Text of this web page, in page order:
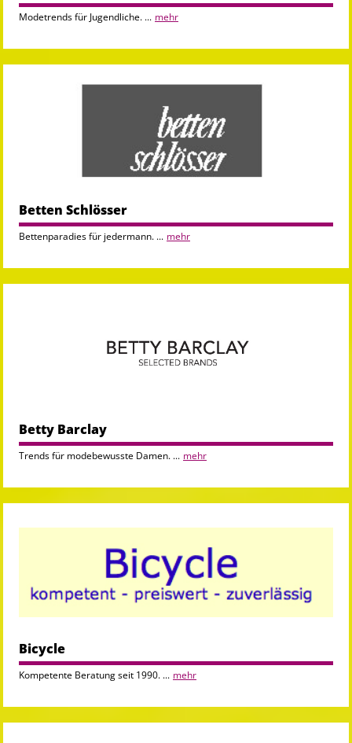
Modetrends für Jugendliche. ... mehr
Betten Schlösser
Bettenparadies für jedermann. ... mehr
Betty Barclay
Trends für modebewusste Damen. ... mehr
Bicycle
Kompetente Beratung seit 1990. ... mehr